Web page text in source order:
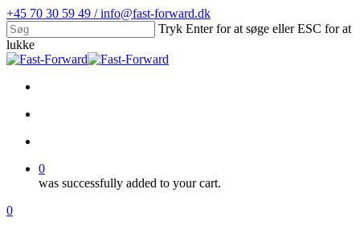
Skip
to
main
content
+45 70 30 59 49 / info@fast-forward.dk
Tryk Enter for at søge eller ESC for at
lukke
Close
0
was successfully added to your cart.
Menu
search
account
0